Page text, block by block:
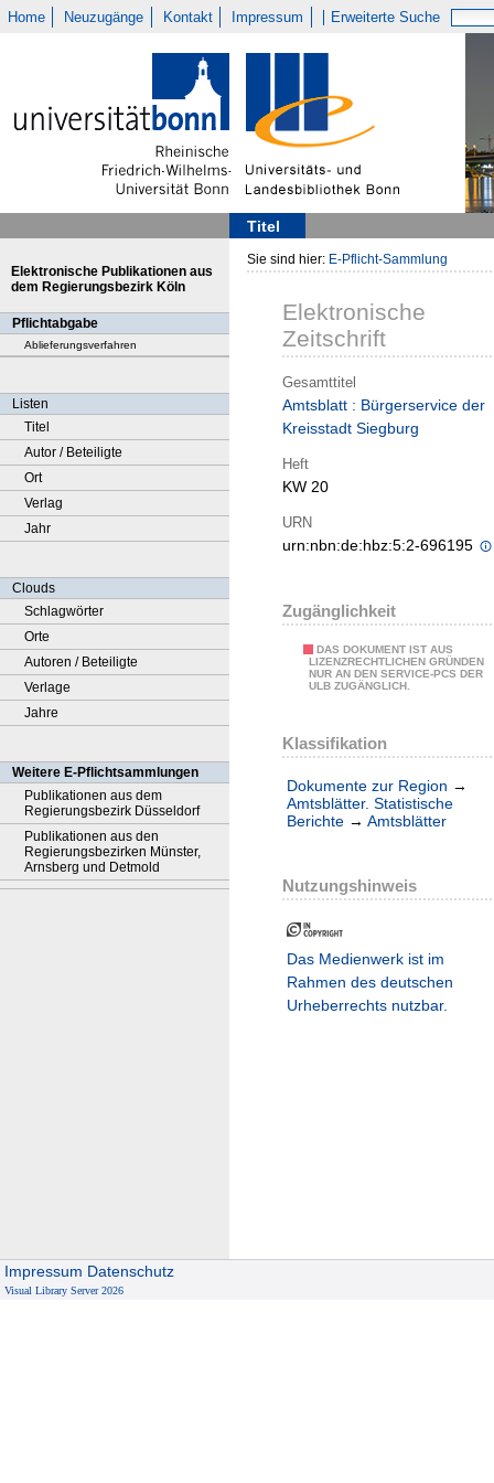
Home Neuzugänge Kontakt Impressum Erweiterte Suche
Titel
Elektronische Publikationen aus
dem Regierungsbezirk Köln
Pflichtabgabe
Ablieferungsverfahren
Listen
Titel
Autor / Beteiligte
Ort
Verlag
Jahr
Clouds
Schlagwörter
Orte
Autoren / Beteiligte
Verlage
Jahre
Weitere E-Pflichtsammlungen
Publikationen aus dem
Regierungsbezirk Düsseldorf
Publikationen aus den
Regierungsbezirken Münster,
Arnsberg und Detmold
Sie sind hier: E-Pflicht-Sammlung
Elektronische
Zeitschrift
Gesamttitel
Amtsblatt : Bürgerservice der
Kreisstadt Siegburg
Heft
KW 20
URN
urn:nbn:de:hbz:5:2-696195
Zugänglichkeit
DAS DOKUMENT IST AUS
LIZENZRECHTLICHEN GRÜNDEN
NUR AN DEN SERVICE-PCS DER
ULB ZUGÄNGLICH.
Klassifikation
Dokumente zur Region →
Amtsblätter. Statistische
Berichte → Amtsblätter
Nutzungshinweis
Das Medienwerk ist im
Rahmen des deutschen
Urheberrechts nutzbar.
Impressum Datenschutz
Visual Library Server 2026